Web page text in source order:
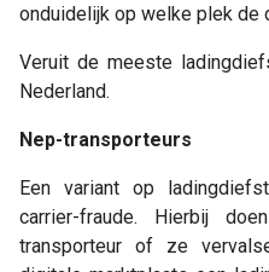
onduidelijk op welke plek de
Veruit de meeste
Nederland.
Nep-transporteurs
Een variant op
carrier-fraude. Hierbij
transporteur of ze